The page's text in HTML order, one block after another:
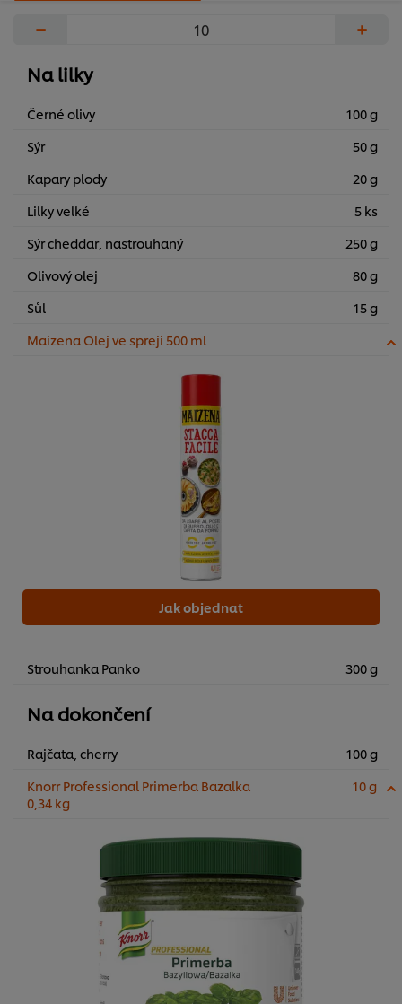
− +
Na lilky
Černé olivy
100 g
Sýr
50 g
Kapary plody
20 g
Lilky velké
5 ks
Sýr cheddar, nastrouhaný
250 g
Olivový olej
80 g
Sůl
15 g
Maizena Olej ve spreji 500 ml
Jak objednat
Strouhanka Panko 300 g
Na dokončení
Rajčata, cherry
100 g
Knorr Professional Primerba Bazalka
0,34 kg
10 g